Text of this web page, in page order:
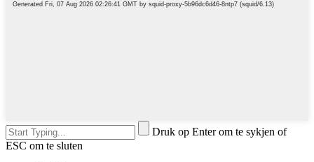
Druk op Enter om te sykjen of
ESC om te sluten